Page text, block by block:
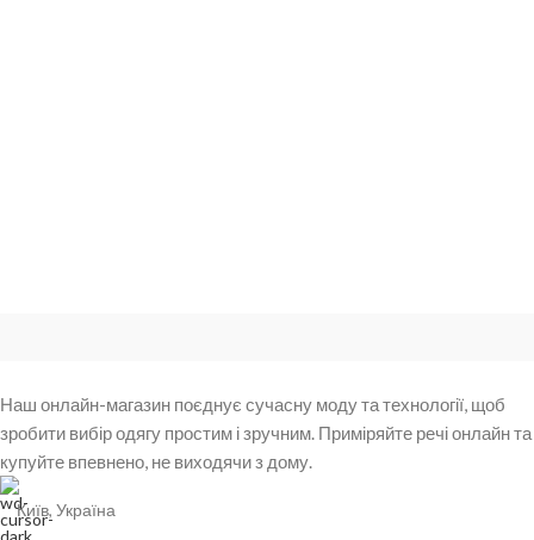
Наш онлайн-магазин поєднує сучасну моду та технології, щоб
зробити вибір одягу простим і зручним. Приміряйте речі онлайн та
купуйте впевнено, не виходячи з дому.
Київ, Україна